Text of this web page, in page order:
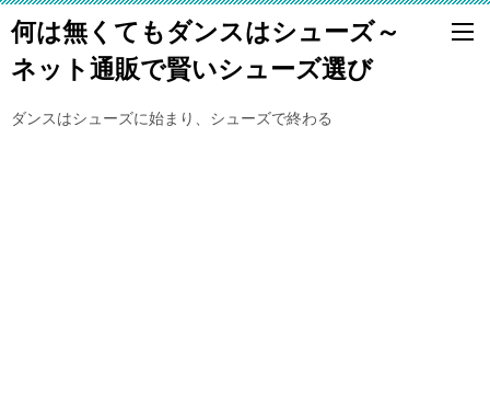
何は無くてもダンスはシューズ～
ネット通販で賢いシューズ選び
ダンスはシューズに始まり、シューズで終わる